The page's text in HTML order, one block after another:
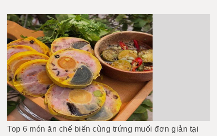
Top 6 món ăn chế biến cùng trứng muối đơn giản tại